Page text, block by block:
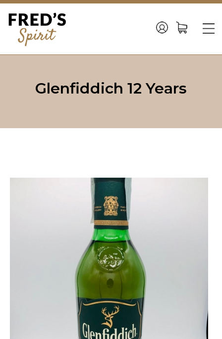
navigation
☰
Glenfiddich 12 Years